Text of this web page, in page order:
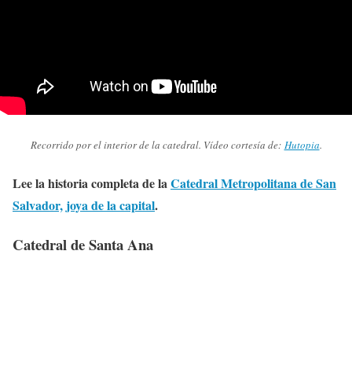
Recorrido por el interior de la catedral. Vídeo cortesía de: Hutopia.
Lee la historia completa de laCatedral Metropolitana de San
Salvador, joya de la capital.
Catedral de Santa Ana